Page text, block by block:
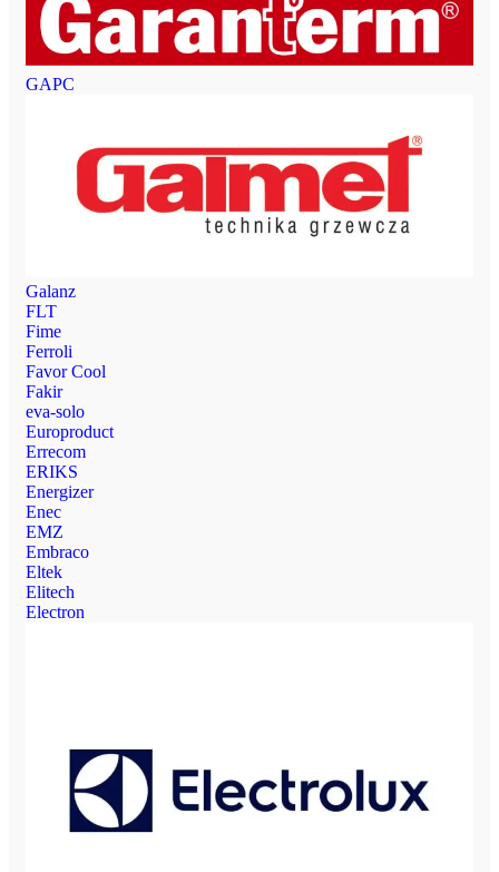
GAPC
Galanz
FLT
Fime
Ferroli
Favor Cool
Fakir
eva-solo
Europroduct
Errecom
ERIKS
Energizer
Enec
EMZ
Embraco
Eltek
Elitech
Electron